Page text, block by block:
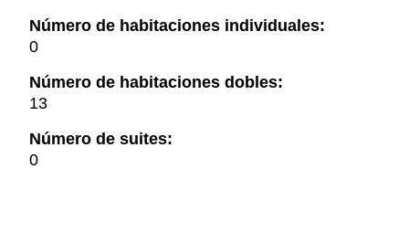
Número de habitaciones individuales:
0
Número de habitaciones dobles:
13
Número de suites:
0